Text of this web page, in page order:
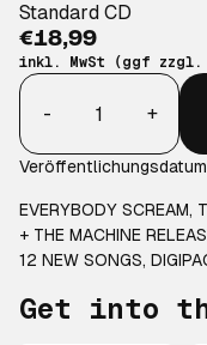
Standard CD
€18,99
inkl. MwSt (ggf zzgl.
Anzahl
-
+
EVERYBODY SCREAM,
+ THE MACHINE
12 NEW SONGS,
Get into